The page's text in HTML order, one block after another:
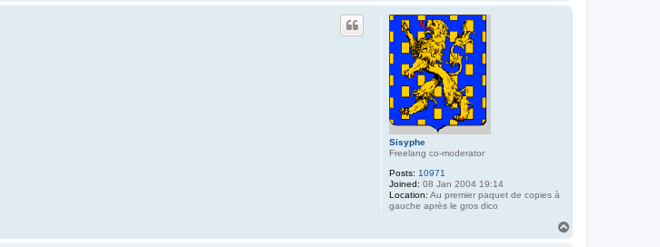
a
c
t
k
o
k
o
y
a
y
Sisyphe
Freelang co-moderator
Posts: 10971
Joined: 08 Jan 2004 19:14
Location: Au premier paquet de copies à
gauche après le gros dico